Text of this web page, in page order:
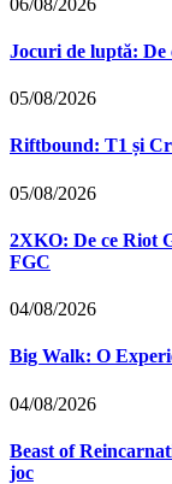
Jocuri de luptă: De
05/08/2026
Riftbound: T1 și
05/08/2026
2XKO: De ce Riot
FGC
04/08/2026
Big Walk: O
04/08/2026
Beast of
joc